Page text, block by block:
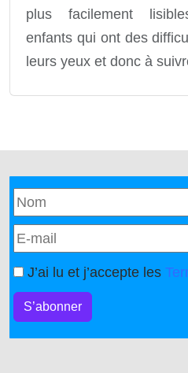
plus facilement
enfants qui ont des
leurs yeux et donc à
J’ai lu et j’accepte les
S’abonner